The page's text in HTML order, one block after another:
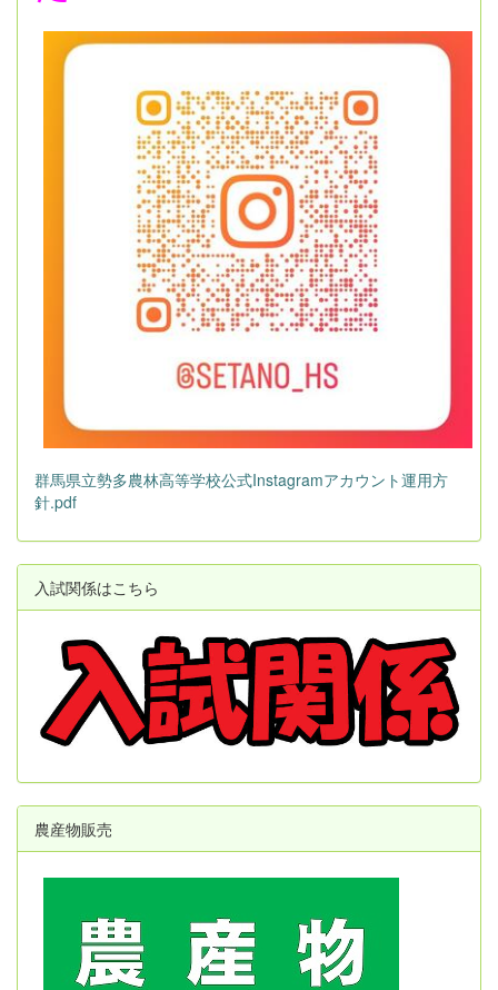
群馬県立勢多農林高等学校公式Instagramアカウント運用方
針.pdf
入試関係はこちら
農産物販売